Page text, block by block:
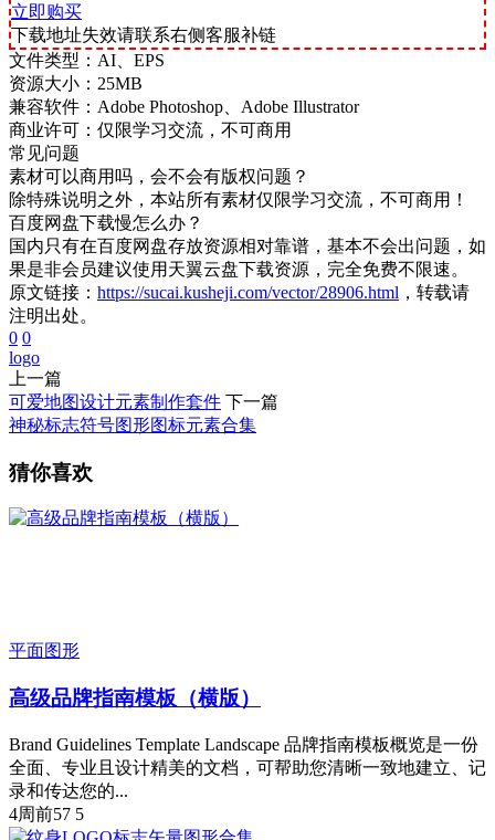
立即购买
下载地址失效请联系右侧客服补链
文件类型： AI、EPS
资源大小： 25MB
兼容软件： Adobe Photoshop、Adobe Illustrator
商业许可： 仅限学习交流，不可商用
常见问题
素材可以商用吗，会不会有版权问题？
除特殊说明之外，本站所有素材仅限学习交流，不可商用！
百度网盘下载慢怎么办？
国内只有在百度网盘存放资源相对靠谱，基本不会出问题，如
果是非会员建议使用天翼云盘下载资源，完全免费不限速。
原文链接： https://sucai.kusheji.com/vector/28906.html ，转载请
注明出处。
0 0
logo
上一篇
可爱地图设计元素制作套件 下一篇
神秘标志符号图形图标元素合集
猜你喜欢
平面图形
高级品牌指南模板（横版）
Brand Guidelines Template Landscape 品牌指南模板概览是一份
全面、专业且设计精美的文档，可帮助您清晰一致地建立、记
录和传达您的...
4周前57 5